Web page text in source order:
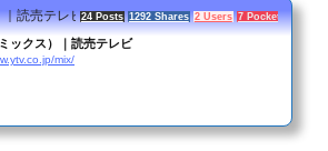
読売テレビ24 Posts 1292 Shares 2 Users 7 Pockets
ックス）｜読売テレビ
mix/